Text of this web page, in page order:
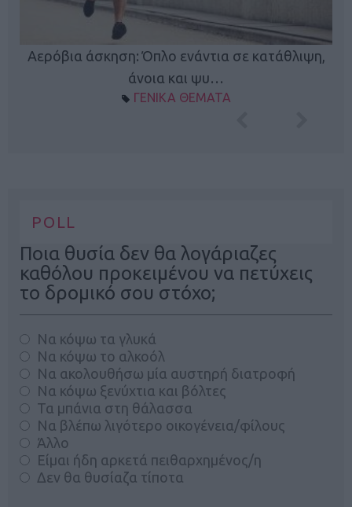
Αερόβια άσκηση: Όπλο ενάντια σε κατάθλιψη,
άνοια και ψυ…
ΓΕΝΙΚΑ ΘΕΜΑΤΑ
POLL
Ποια θυσία δεν θα λογάριαζες
καθόλου προκειμένου να πετύχεις
το δρομικό σου στόχο;
Να κόψω τα γλυκά
Να κόψω το αλκοόλ
Να ακολουθήσω μία αυστηρή διατροφή
Να κόψω ξενύχτια και βόλτες
Τα μπάνια στη θάλασσα
Να βλέπω λιγότερο οικογένεια/φίλους
Άλλο
Είμαι ήδη αρκετά πειθαρχημένος/η
Δεν θα θυσίαζα τίποτα